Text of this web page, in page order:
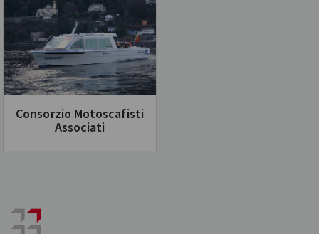
Consorzio Motoscafisti
Associati